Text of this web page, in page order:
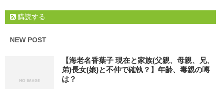
購読する
NEW POST
【海老名香葉子 現在と家族(父親、母親、兄、
弟)長女(娘)と不仲で確執？】年齢、毒親の噂
は？